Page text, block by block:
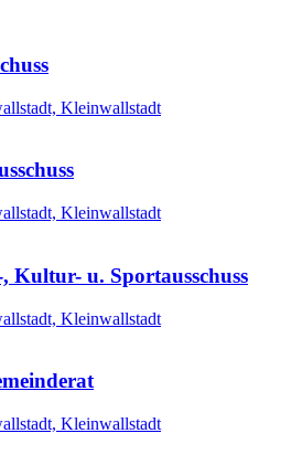
Kleinwallstadt
Kleinwallstadt
Kultur- u. Sportausschuss
Kleinwallstadt
Kleinwallstadt